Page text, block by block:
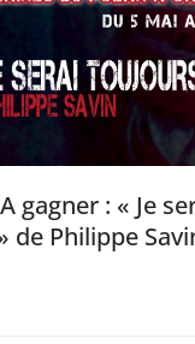
gagner : « Je
de Philippe